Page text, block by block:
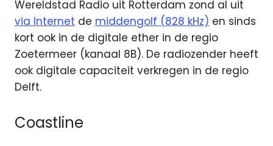
Wereldstad Radio uit Rotterdam zond al uit
via Internet de middengolf (828 kHz) en sinds
kort ook in de digitale ether in de regio
Zoetermeer (kanaal 8B). De radiozender heeft
ook digitale capaciteit verkregen in de regio
Delft.
Coastline